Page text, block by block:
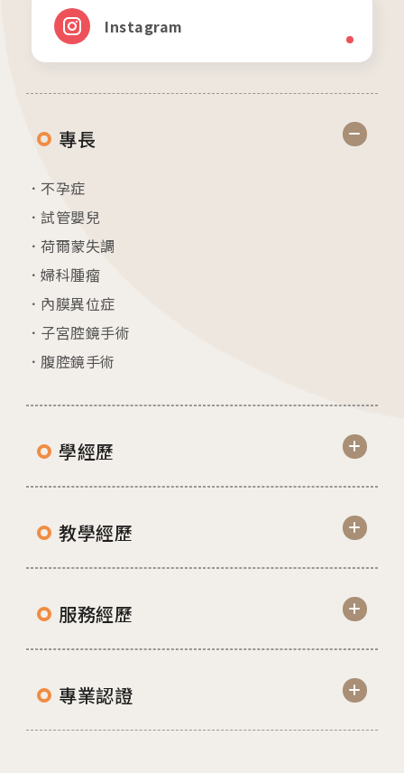
各院門診及掛號資訊
台中總院
/Taichung
板橋院區
檢」、「婚前健康檢查」及「育兒健檢」門診表
2026.01.22
2026茂盛醫院全台巡迴好孕講座
Instagram
專長
不孕症
試管嬰兒
荷爾蒙失調
婦科腫瘤
內膜異位症
子宮腔鏡手術
腹腔鏡手術
學經歷
教學經歷
服務經歷
專業認證